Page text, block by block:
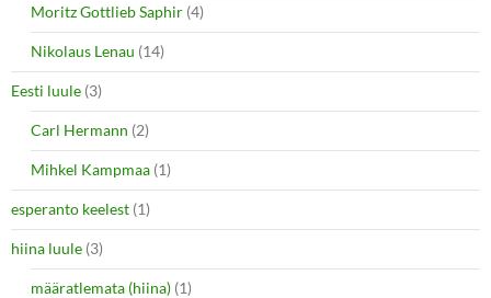
Moritz Gottlieb Saphir (4)
Nikolaus Lenau (14)
Eesti luule (3)
Carl Hermann (2)
Mihkel Kampmaa (1)
esperanto keelest (1)
hiina luule (3)
määratlemata (hiina) (1)